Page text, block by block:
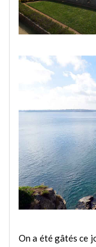
On a été gâtés ce